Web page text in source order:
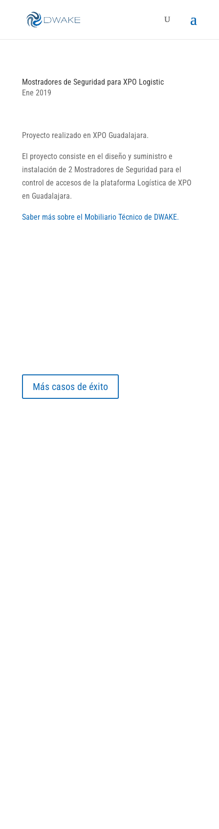
Mostradores de Seguridad para XPO Logistic
Ene 2019
Proyecto realizado en XPO Guadalajara.
El proyecto consiste en el diseño y suministro e
instalación de 2 Mostradores de Seguridad para el
control de accesos de la plataforma Logística de XPO
en Guadalajara.
Saber más sobre el Mobiliario Técnico de DWAKE.
Más casos de éxito